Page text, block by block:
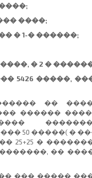
����;
� 1-� ������;
� 2 �
5426 �����,
��
������
50 �����( �
25+25 �
��
��� �����